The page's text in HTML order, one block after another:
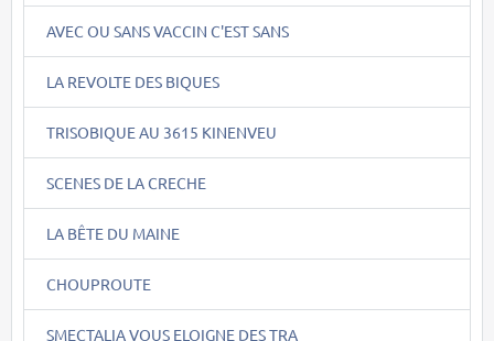
AVEC OU SANS VACCIN C'EST SANS
LA REVOLTE DES BIQUES
TRISOBIQUE AU 3615 KINENVEU
SCENES DE LA CRECHE
LA BÊTE DU MAINE
CHOUPROUTE
SMECTALIA VOUS ELOIGNE DES TRA